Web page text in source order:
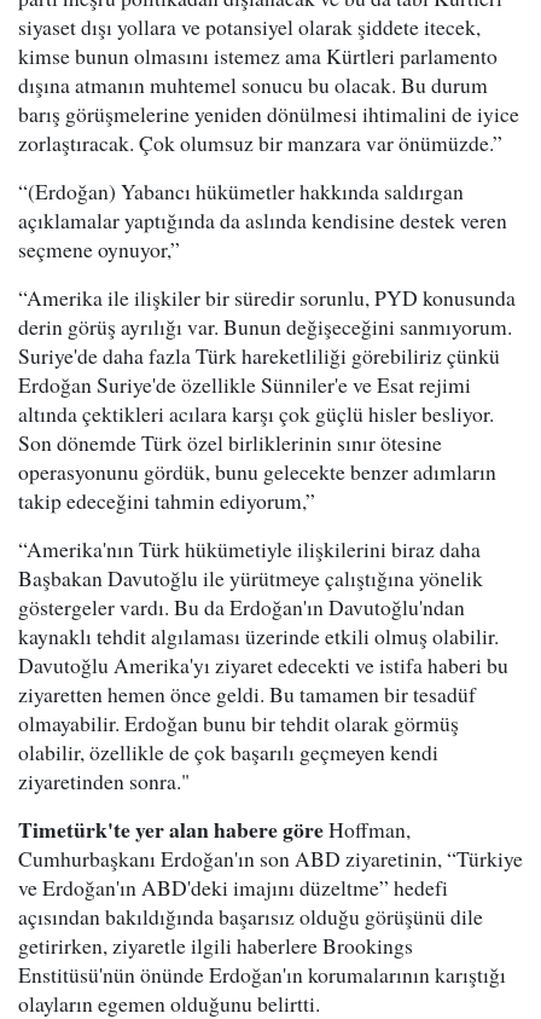
siyaset dışı yollara ve potansiyel olarak şiddete itecek,
kimse bunun olmasını istemez ama Kürtleri parlamento
dışına atmanın muhtemel sonucu bu olacak. Bu durum
barış görüşmelerine yeniden dönülmesi ihtimalini de iyice
zorlaştıracak. Çok olumsuz bir manzara var önümüzde.”
“(Erdoğan) Yabancı hükümetler hakkında saldırgan
açıklamalar yaptığında da aslında kendisine destek veren
seçmene oynuyor,”
“Amerika ile ilişkiler bir süredir sorunlu, PYD konusunda
derin görüş ayrılığı var. Bunun değişeceğini sanmıyorum.
Suriye'de daha fazla Türk hareketliliği görebiliriz çünkü
Erdoğan Suriye'de özellikle Sünniler'e ve Esat rejimi
altında çektikleri acılara karşı çok güçlü hisler besliyor.
Son dönemde Türk özel birliklerinin sınır ötesine
operasyonunu gördük, bunu gelecekte benzer adımların
takip edeceğini tahmin ediyorum,”
“Amerika'nın Türk hükümetiyle ilişkilerini biraz daha
Başbakan Davutoğlu ile yürütmeye çalıştığına yönelik
göstergeler vardı. Bu da Erdoğan'ın Davutoğlu'ndan
kaynaklı tehdit algılaması üzerinde etkili olmuş olabilir.
Davutoğlu Amerika'yı ziyaret edecekti ve istifa haberi bu
ziyaretten hemen önce geldi. Bu tamamen bir tesadüf
olmayabilir. Erdoğan bunu bir tehdit olarak görmüş
olabilir, özellikle de çok başarılı geçmeyen kendi
ziyaretinden sonra."
Timetürk'te yer alan habere göreHoffman,
Cumhurbaşkanı Erdoğan'ın son ABD ziyaretinin, “Türkiye
ve Erdoğan'ın ABD'deki imajını düzeltme” hedefi
açısından bakıldığında başarısız olduğu görüşünü dile
getirirken, ziyaretle ilgili haberlere Brookings
Enstitüsü'nün önünde Erdoğan'ın korumalarının karıştığı
olayların egemen olduğunu belirtti.